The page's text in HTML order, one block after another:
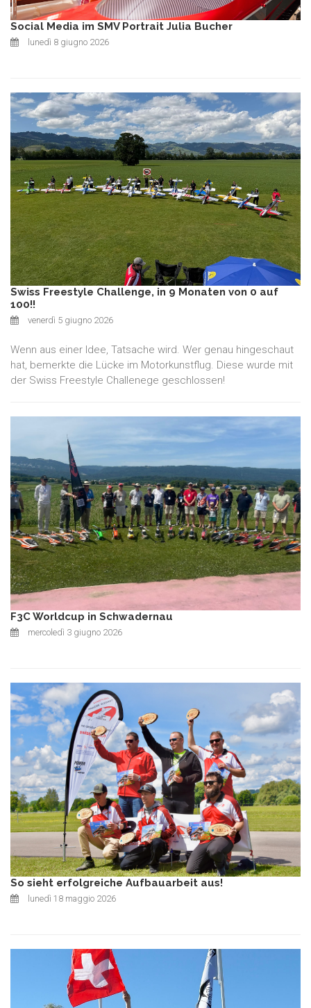
Social Media im SMV Portrait Julia Bucher
lunedì 8 giugno 2026
Swiss Freestyle Challenge, in 9 Monaten von 0 auf
100!!
venerdì 5 giugno 2026
Wenn aus einer Idee, Tatsache wird. Wer genau hingeschaut
hat, bemerkte die Lücke im Motorkunstflug. Diese wurde mit
der Swiss Freestyle Challenege geschlossen!
F3C Worldcup in Schwadernau
mercoledì 3 giugno 2026
So sieht erfolgreiche Aufbauarbeit aus!
lunedì 18 maggio 2026